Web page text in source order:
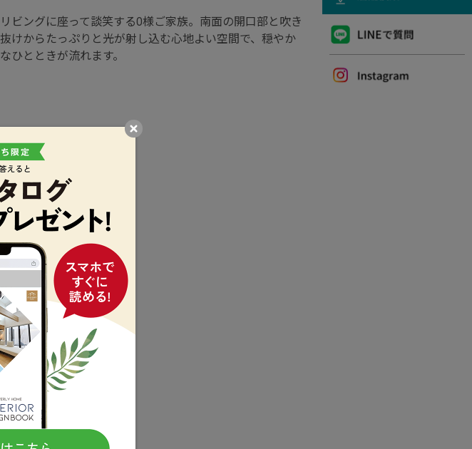
リビングに座って談笑するO様ご家族。南面の開口部と吹き
抜けからたっぷりと光が射し込む心地よい空間で、穏やか
なひとときが流れます。